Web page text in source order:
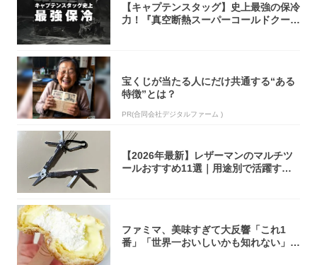
【キャプテンスタッグ】史上最強の保冷
力！『真空断熱スーパーコールドクーラ
宝くじが当たる人にだけ共通する“ある
特徴”とは？
PR(合同会社デジタルファーム )
【2026年最新】レザーマンのマルチツ
ールおすすめ11選｜用途別で活躍する
ファミマ、美味すぎて大反響「これ1
番」「世界一おいしいかも知れない」